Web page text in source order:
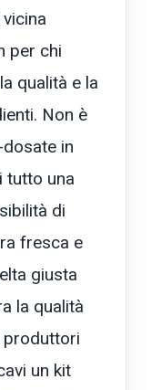
per chi
qualità e la
Non è
in
tutto una
di
fresca e
giusta
la qualità
produttori
un kit